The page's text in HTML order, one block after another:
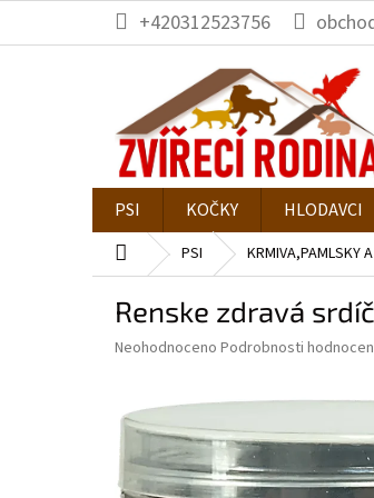
obsah
+420312523756
PSI KOČKY HLODAVCI
Domů PSI KRMIVA,PAMLSKY
Renske zdravá
Průměrné
je
0,0
z
Neohodnoceno Podrobnosti